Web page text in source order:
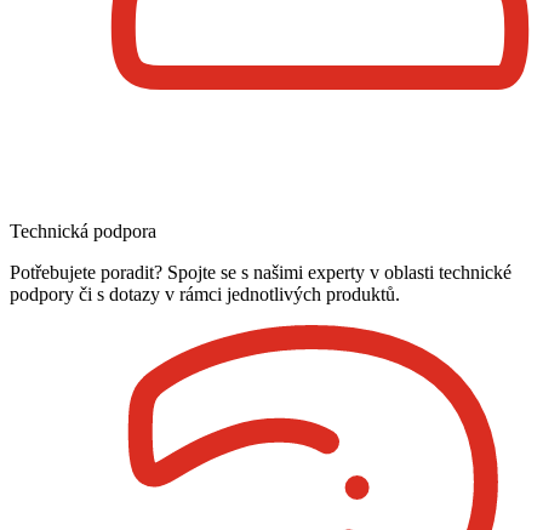
Technická podpora
Potřebujete poradit? Spojte se s našimi experty v oblasti technické
podpory či s dotazy v rámci jednotlivých produktů.